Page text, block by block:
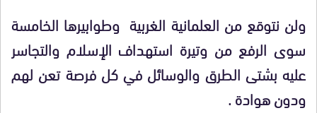
ولن نتوقع من العلمانية الغربية وطوابيرها الخامسة
سوى الرفع من وتيرة استهداف الإسلام والتجاسر
عليه بشتى الطرق والوسائل في كل فرصة تعن لهم
ودون هوادة .